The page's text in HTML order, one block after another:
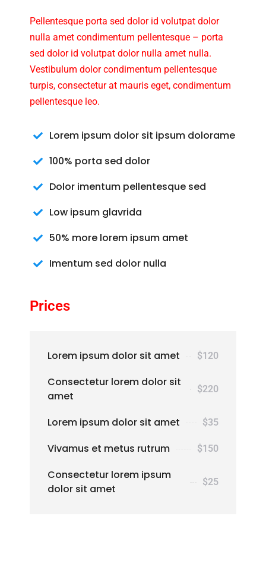
Pellentesque porta sed dolor id volutpat dolor
nulla amet condimentum pellentesque – porta
sed dolor id volutpat dolor nulla amet nulla.
Vestibulum dolor condimentum pellentesque
turpis, consectetur at mauris eget, condimentum
pellentesque leo.
Lorem ipsum dolor sit ipsum dolorame
100% porta sed dolor
Dolor imentum pellentesque sed
Low ipsum glavrida
50% more lorem ipsum amet
Imentum sed dolor nulla
Prices
Lorem ipsum dolor sit amet $120
Consectetur lorem dolor sit
amet
$220
Lorem ipsum dolor sit amet $35
Vivamus et metus rutrum $150
Consectetur lorem ipsum
dolor sit amet
$25